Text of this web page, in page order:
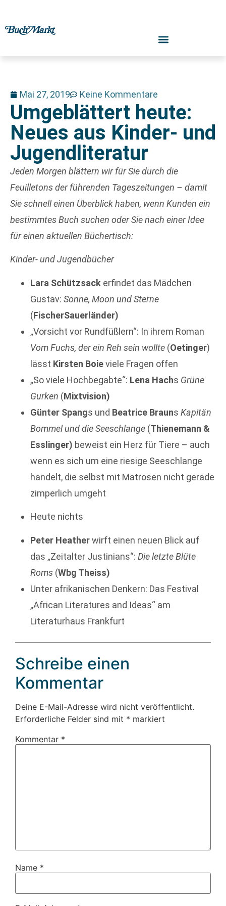
Mai 27, 2019 Keine Kommentare
Umgeblättert heute:
Neues aus Kinder- und
Jugendliteratur
Jeden Morgen blättern wir für Sie durch die
Feuilletons der führenden Tageszeitungen – damit
Sie schnell einen Überblick haben, wenn Kunden ein
bestimmtes Buch suchen oder Sie nach einer Idee
für einen aktuellen Büchertisch:
Kinder- und Jugendbücher
Lara Schützsack erfindet das Mädchen
Gustav: Sonne, Moon und Sterne
(FischerSauerländer)
„Vorsicht vor Rundfüßlern“: In ihrem Roman
Vom Fuchs, der ein Reh sein wollte (Oetinger)
lässt Kirsten Boieviele Fragen offen
„So viele Hochbegabte“: Lena Hachs Grüne
Gurken (Mixtvision)
Günter Spangs und Beatrice Brauns Kapitän
Bommel und die Seeschlange (Thienemann &
Esslinger) beweist ein Herz für Tiere – auch
wenn es sich um eine riesige Seeschlange
handelt, die selbst mit Matrosen nicht gerade
zimperlich umgeht
Heute nichts
Peter Heatherwirft einen neuen Blick auf
das „Zeitalter Justinians“: Die letzte Blüte
Roms (Wbg Theiss)
Unter afrikanischen Denkern: Das Festival
„African Literatures and Ideas“ am
Literaturhaus Frankfurt
Schreibe einen
Kommentar
Deine E-Mail-Adresse wird nicht veröffentlicht.
Erforderliche Felder sind mit * markiert
Kommentar *
Name *